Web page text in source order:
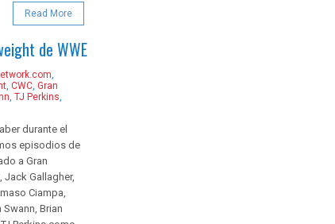
Read More
de WWE
CWC Gran
TJ Perkins
durante el
episodios de
a Gran
Jack Gallagher,
Ciampa,
Swann, Brian